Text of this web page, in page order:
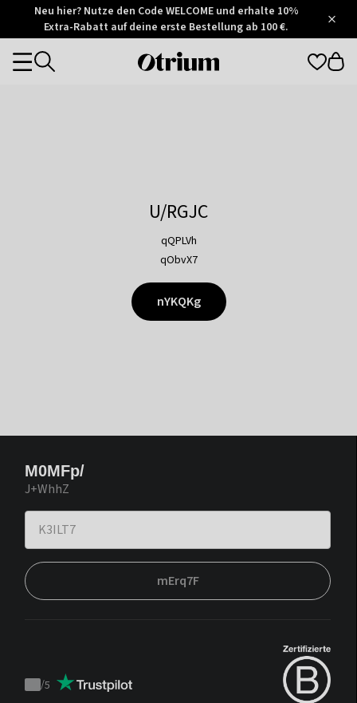
Otrium
Trustpilot
Neu hier? Nutze den Code WELCOME und erhalte 10%
Extra-Rabatt auf deine erste Bestellung ab 100 €.
Otrium
Categories
U/RGJC
qQPLVh
qObvX7
nYKQKg
M0MFp/
J+WhhZ
mErq7F
Trustpilot
/5